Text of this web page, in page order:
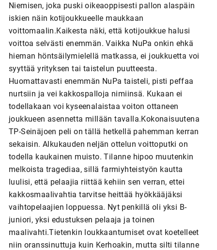
Niemisen, joka puski oikeaoppisesti pallon alaspäin
iskien näin kotijoukkueelle maukkaan
voittomaalin.Kaikesta näki, että kotijoukkue halusi
voittoa selvästi enemmän. Vaikka NuPa onkin ehkä
hieman höntsäilymielellä matkassa, ei joukkuetta voi
syyttää yrityksen tai taistelun puutteesta.
Huomattavasti enemmän NuPa taisteli, pisti peffaa
nurtsiin ja vei kakkospalloja nimiinsä. Kukaan ei
todellakaan voi kyseenalaistaa voiton ottaneen
joukkueen asennetta millään tavalla.Kokonaisuutena
TP-Seinäjoen peli on tällä hetkellä pahemman kerran
sekaisin. Alkukauden neljän ottelun voittoputki on
todella kaukainen muisto. Tilanne hipoo muutenkin
melkoista tragediaa, sillä farmiyhteistyön kautta
luulisi, että pelaajia riittää kehiin sen verran, ettei
kakkosmaalivahtia tarvitse heittää hyökkääjäksi
vaihtopelaajien loppuessa. Nyt penkillä oli yksi B-
juniori, yksi edustuksen pelaaja ja toinen
maalivahti.Tietenkin loukkaantumiset ovat koetelleet
niin oranssinuttuja kuin Kerhoakin, mutta silti tilanne